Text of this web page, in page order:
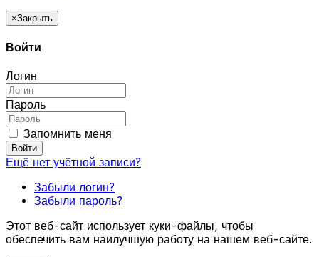
×Закрыть
Войти
Логин
Пароль
Запомнить меня
Войти
Ещё нет учётной записи?
Забыли логин?
Забыли пароль?
Этот веб-сайт использует куки-файлы, чтобы
обеспечить вам наилучшую работу на нашем веб-сайте.